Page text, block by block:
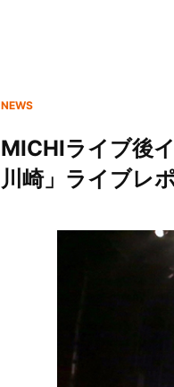
NEWS
MICHIライブ後
川崎」ライブレ